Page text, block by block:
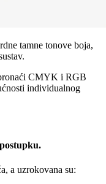
tamne tonove boja,
CMYK i RGB
individualnog
a uzrokovana su: